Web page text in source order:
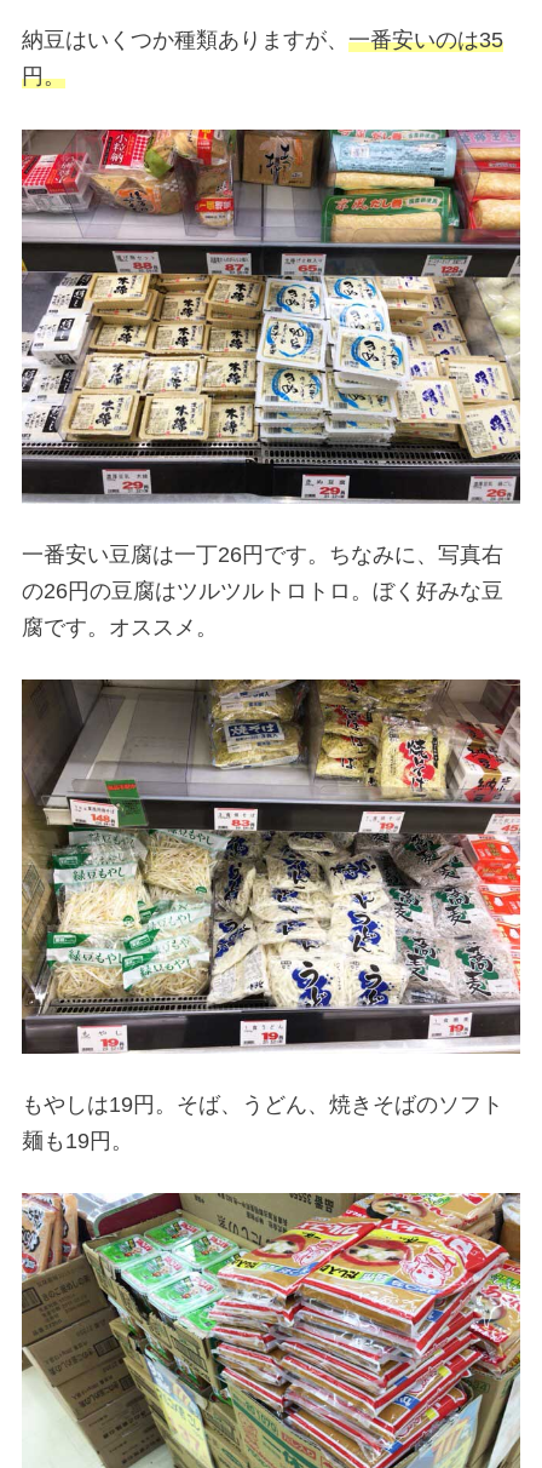
納豆はいくつか種類ありますが、 一番安いのは35
円。
一番安い豆腐は一丁26円です。ちなみに、写真右
の26円の豆腐はツルツルトロトロ。ぼく好みな豆
腐です。オススメ。
もやしは19円。そば、うどん、焼きそばのソフト
麺も19円。